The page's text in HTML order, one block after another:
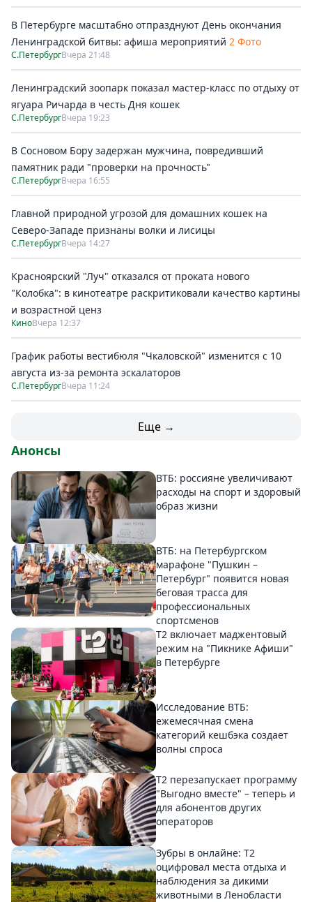
В Петербурге масштабно отпразднуют День окончания
Ленинградской битвы: афиша мероприятий 2 Фото
С.ПетербургВчера 21:48
Ленинградский зоопарк показал мастер-класс по отдыху от
ягуара Ричарда в честь Дня кошек
С.ПетербургВчера 19:23
В Сосновом Бору задержан мужчина, повредивший
памятник ради "проверки на прочность"
С.ПетербургВчера 16:55
Главной природной угрозой для домашних кошек на
Северо-Западе признаны волки и лисицы
С.ПетербургВчера 14:27
Красноярский "Луч" отказался от проката нового
"Колобка": в кинотеатре раскритиковали качество картины
и возрастной ценз
КиноВчера 12:37
График работы вестибюля "Чкаловской" изменится с 10
августа из-за ремонта эскалаторов
С.ПетербургВчера 11:24
Еще →
Анонсы
ВТБ: россияне увеличивают
расходы на спорт и здоровый
образ жизни
ВТБ: на Петербургском
марафоне "Пушкин –
Петербург" появится новая
беговая трасса для
профессиональных
спортсменов
Т2 включает маджентовый
режим на "Пикнике Афиши"
в Петербурге
Исследование ВТБ:
ежемесячная смена
категорий кешбэка создает
волны спроса
Т2 перезапускает программу
"Выгодно вместе" – теперь и
для абонентов других
операторов
Зубры в онлайне: Т2
оцифровал места отдыха и
наблюдения за дикими
животными в Ленобласти